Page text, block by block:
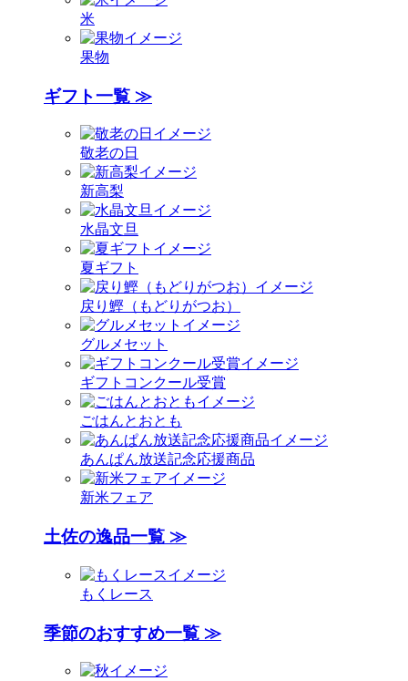
米
果物
ギフト一覧 ≫
敬老の日
新高梨
水晶文旦
夏ギフト
戻り鰹（もどりがつお）
グルメセット
ギフトコンクール受賞
ごはんとおとも
あんぱん放送記念応援商品
新米フェア
土佐の逸品一覧 ≫
もくレース
季節のおすすめ一覧 ≫